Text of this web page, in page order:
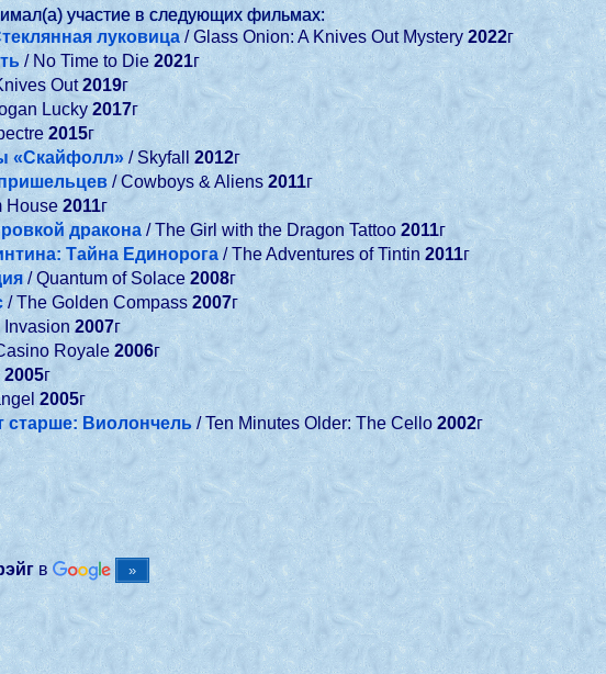
участие в следующих фильмах:
луковица / Glass Onion: A Knives Out Mystery2022г
/ No Time to Die2021г
Out2019г
Lucky2017г
2015г
«Скайфолл» / Skyfall2012г
/ Cowboys & Aliens2011г
House2011г
дракона/ The Girl with the Dragon Tattoo2011г
Тайна Единорога / The Adventures of Tintin2011г
/ Quantum of Solace2008г
/ The Golden Compass2007г
Invasion2007г
Royale2006г
2005г
2005г
старше: Виолончель / Ten Minutes Older: The Cello2002г
в